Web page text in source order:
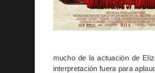
mucho de la actuación de
interpretación fuera para